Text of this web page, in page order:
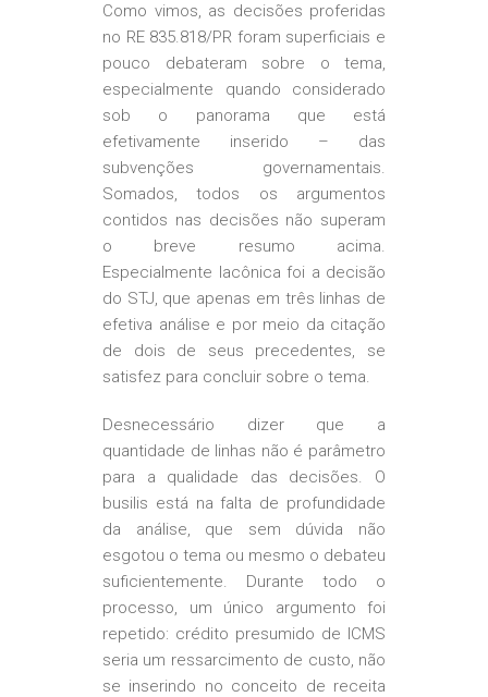
Como vimos, as decisões proferidas
no RE 835.818/PR foram superficiais e
pouco debateram sobre o tema,
especialmente quando considerado
sob o panorama que está
efetivamente inserido – das
subvenções governamentais.
Somados, todos os argumentos
contidos nas decisões não superam
o breve resumo acima.
Especialmente lacônica foi a decisão
do STJ, que apenas em três linhas de
efetiva análise e por meio da citação
de dois de seus precedentes, se
satisfez para concluir sobre o tema.
Desnecessário dizer que a
quantidade de linhas não é parâmetro
para a qualidade das decisões. O
busilis está na falta de profundidade
da análise, que sem dúvida não
esgotou o tema ou mesmo o debateu
suficientemente. Durante todo o
processo, um único argumento foi
repetido: crédito presumido de ICMS
seria um ressarcimento de custo, não
se inserindo no conceito de receita